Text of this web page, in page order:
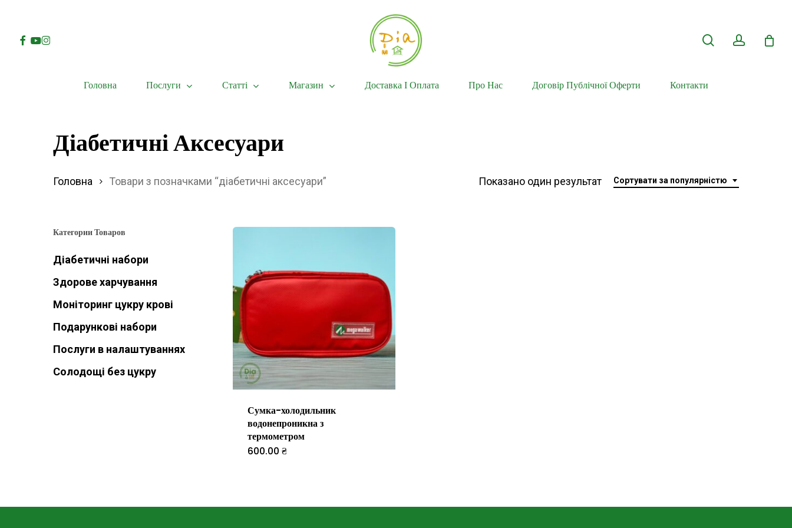
mainFacebook
Youtube
Instagram
Головна Послуги Статті Магазин Доставка І Оплата Про Нас Договір Публічної Оферти Контакти
Діабетичні Аксесуари
Сортувати за популярністю
Показано один результат
Головна Товари з позначками “діабетичні аксесуари”
Категории Товаров
Діабетичні набори
Здорове харчування
Моніторинг цукру крові
Подарункові набори
Послуги в налаштуваннях
Солодощі без цукру
Сумка-холодильник
водонепроникна з
термометром
600.00₴
кілька